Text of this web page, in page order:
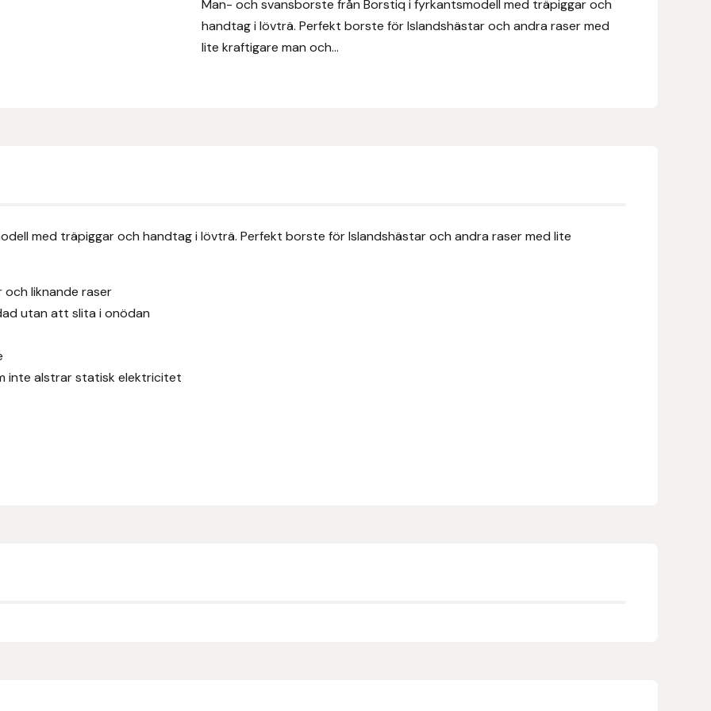
Man- och svansborste från Borstiq i fyrkantsmodell med träpiggar och
handtag i lövträ. Perfekt borste för Islandshästar och andra raser med
lite kraftigare man och...
med träpiggar och handtag i lövträ. Perfekt borste för Islandshästar och andra raser med lite
liknande raser
utan att slita i onödan
inte alstrar statisk elektricitet